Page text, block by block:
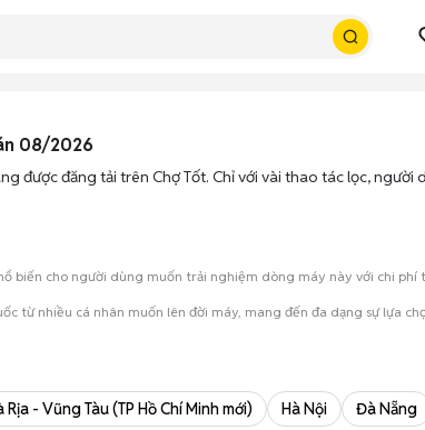
08/2026
được đăng tải trên Chợ Tốt. Chỉ với vài thao tác lọc,
biến cho người dùng muốn trải nghiệm dòng máy này với chi phí
từ nhiều cá nhân muốn lên đời máy, mang đến đa dạng sự lựa
chính xác hiệu năng thực tế của máy so với mô tả trên tin
Rịa - Vũng Tàu (TP Hồ Chí Minh mới) Hà Nội Đà Nẵng